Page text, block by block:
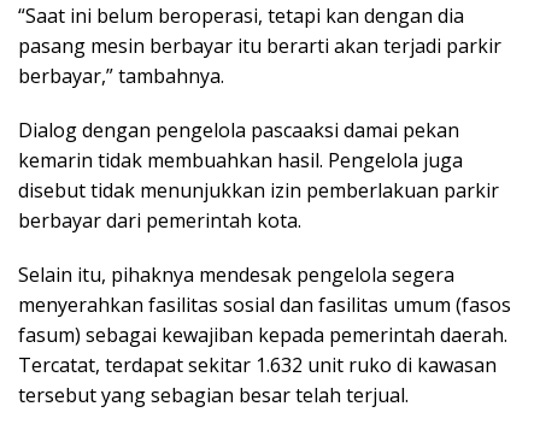
“Saat ini belum beroperasi, tetapi kan dengan dia
pasang mesin berbayar itu berarti akan terjadi parkir
berbayar,” tambahnya.
Dialog dengan pengelola pascaaksi damai pekan
kemarin tidak membuahkan hasil. Pengelola juga
disebut tidak menunjukkan izin pemberlakuan parkir
berbayar dari pemerintah kota.
Selain itu, pihaknya mendesak pengelola segera
menyerahkan fasilitas sosial dan fasilitas umum (fasos
fasum) sebagai kewajiban kepada pemerintah daerah.
Tercatat, terdapat sekitar 1.632 unit ruko di kawasan
tersebut yang sebagian besar telah terjual.